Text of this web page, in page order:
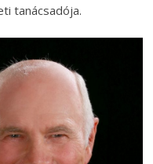
tanácsadója.